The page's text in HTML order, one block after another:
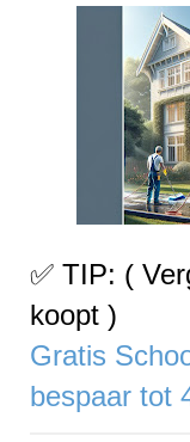
✅ TIP: (
koopt )
Gratis
bespaar tot